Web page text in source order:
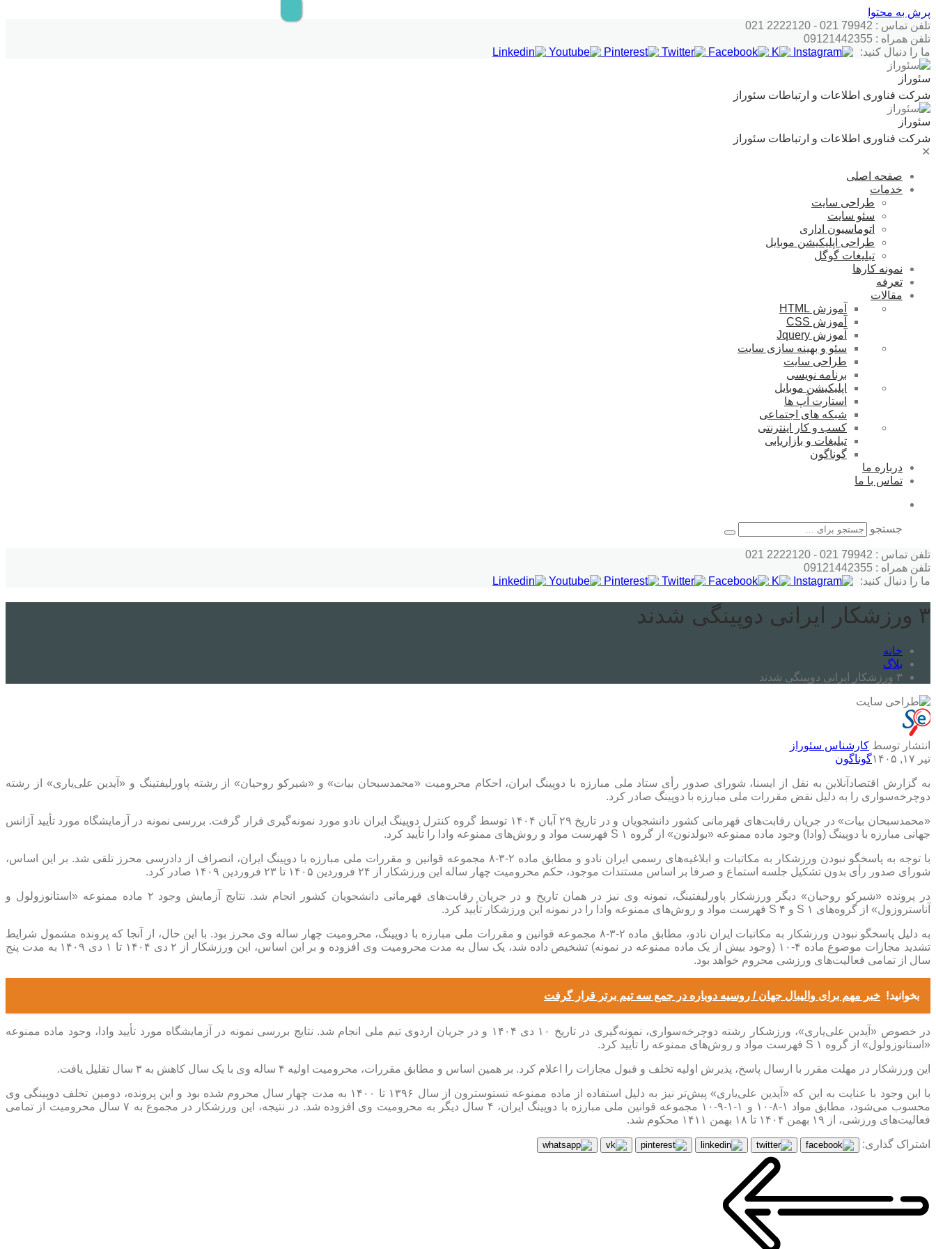
پرش به محتوا
تلفن تماس : 79942 021 - 2222120 021
تلفن همراه : 09121442355
ما را دنبال کنید:
سئوراز
شرکت فناوری اطلاعات و ارتباطات سئوراز
سئوراز
شرکت فناوری اطلاعات و ارتباطات سئوراز
✕
صفحه اصلی
خدمات
طراحی سایت
سئو سایت
اتوماسیون اداری
طراحی اپلیکیشن موبایل
تبلیغات گوگل
نمونه کارها
تعرفه
مقالات
آموزش HTML
آموزش CSS
آموزش Jquery
سئو و بهینه سازی سایت
طراحی سایت
برنامه نویسی
اپلیکیشن موبایل
استارت آپ ها
شبکه های اجتماعی
کسب و کار اینترنتی
تبلیغات و بازاریابی
گوناگون
درباره ما
تماس با ما
جستجو
تلفن تماس : 79942 021 - 2222120 021
تلفن همراه : 09121442355
ما را دنبال کنید:
۳ ورزشکار ایرانی دوپینگی شدند
خانه
بلاگ
۳ ورزشکار ایرانی دوپینگی شدند
انتشار توسط کارشناس سئوراز
تیر ۱۷, ۱۴۰۵
گوناگون
به گزارش اقتصادآنلاین به نقل از ایسنا، شورای صدور رأی ستاد ملی مبارزه با دوپینگ ایران، احکام محرومیت «محمدسبحان بیات» و «شیرکو روحیان» از رشته پاورلیفتینگ و «آیدین علی‌یاری» از رشته
دوچرخه‌سواری را به دلیل نقض مقررات ملی مبارزه با دوپینگ صادر کرد.
«محمدسبحان بیات» در جریان رقابت‌های قهرمانی کشور دانشجویان و در تاریخ ۲۹ آبان ۱۴۰۴ توسط گروه کنترل دوپینگ ایران نادو مورد نمونه‌گیری قرار گرفت. بررسی نمونه در آزمایشگاه مورد تأیید آژانس
جهانی مبارزه با دوپینگ (وادا) وجود ماده ممنوعه «بولدنون» از گروه S ۱ فهرست مواد و روش‌های ممنوعه وادا را تأیید کرد.
با توجه به پاسخگو نبودن ورزشکار به مکاتبات و ابلاغیه‌های رسمی ایران نادو و مطابق ماده ۲-۳-۸ مجموعه قوانین و مقررات ملی مبارزه با دوپینگ ایران، انصراف از دادرسی محرز تلقی شد. بر این اساس،
شورای صدور رأی بدون تشکیل جلسه استماع و صرفا بر اساس مستندات موجود، حکم محرومیت چهار ساله این ورزشکار از ۲۴ فروردین ۱۴۰۵ تا ۲۳ فروردین ۱۴۰۹ صادر کرد.
در پرونده «شیرکو روحیان» دیگر ورزشکار پاورلیفتینگ، نمونه وی نیز در همان تاریخ و در جریان رقابت‌های قهرمانی دانشجویان کشور انجام شد. نتایج آزمایش وجود ۲ ماده ممنوعه «استانوزولول و
آناستروزول» از گروه‌های S ۱ و S ۴ فهرست مواد و روش‌های ممنوعه وادا را در نمونه این ورزشکار تأیید کرد.
به دلیل پاسخگو نبودن ورزشکار به مکاتبات ایران نادو، مطابق ماده ۲-۳-۸ مجموعه قوانین و مقررات ملی مبارزه با دوپینگ، محرومیت چهار ساله وی محرز بود. با این حال، از آنجا که پرونده مشمول شرایط
تشدید مجازات موضوع ماده ۴-۱۰ (وجود بیش از یک ماده ممنوعه در نمونه) تشخیص داده شد، یک سال به مدت محرومیت وی افزوده و بر این اساس، این ورزشکار از ۲ دی ۱۴۰۴ تا ۱ دی ۱۴۰۹ به مدت پنج
سال از تمامی فعالیت‌های ورزشی محروم خواهد بود.
بخوانید! خبر مهم برای والیبال جهان / روسیه دوباره در جمع سه تیم برتر قرار گرفت
در خصوص «آیدین علی‌یاری»، ورزشکار رشته دوچرخه‌سواری، نمونه‌گیری در تاریخ ۱۰ دی ۱۴۰۴ و در جریان اردوی تیم ملی انجام شد. نتایج بررسی نمونه در آزمایشگاه مورد تأیید وادا، وجود ماده ممنوعه
«استانوزولول» از گروه S ۱ فهرست مواد و روش‌های ممنوعه را تأیید کرد.
این ورزشکار در مهلت مقرر با ارسال پاسخ، پذیرش اولیه تخلف و قبول مجازات را اعلام کرد. بر همین اساس و مطابق مقررات، محرومیت اولیه ۴ ساله وی با یک سال کاهش به ۳ سال تقلیل یافت.
با این وجود با عنایت به این که «آیدین علی‌یاری» پیش‌تر نیز به دلیل استفاده از ماده ممنوعه تستوسترون از سال ۱۳۹۶ تا ۱۴۰۰ به مدت چهار سال محروم شده بود و این پرونده، دومین تخلف دوپینگی وی
محسوب می‌شود، مطابق مواد ۱-۸-۱۰ و ۱-۱-۹-۱۰ مجموعه قوانین ملی مبارزه با دوپینگ ایران، ۴ سال دیگر به محرومیت وی افزوده شد. در نتیجه، این ورزشکار در مجموع به ۷ سال محرومیت از تمامی
فعالیت‌های ورزشی، از ۱۹ بهمن ۱۴۰۴ تا ۱۸ بهمن ۱۴۱۱ محکوم شد.
اشتراک گذاری: